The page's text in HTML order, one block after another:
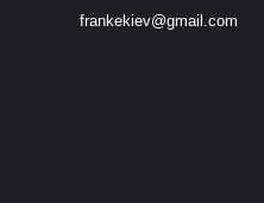
frankekiev@gmail.com